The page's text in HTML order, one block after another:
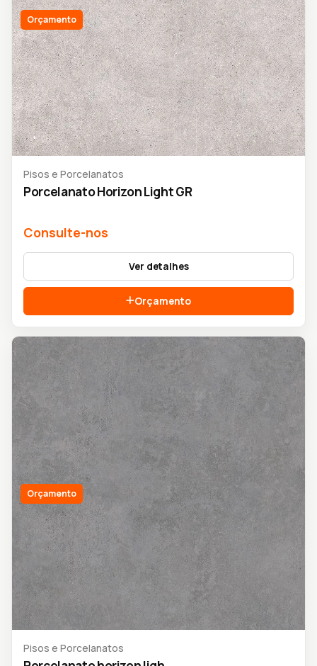
Orçamento
Pisos e Porcelanatos
Porcelanato Horizon Light GR
Consulte-nos
Ver detalhes
Orçamento
Orçamento
Pisos e Porcelanatos